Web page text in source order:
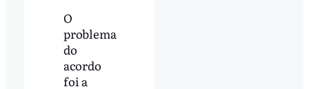
O
problema
do
acordo
foi a